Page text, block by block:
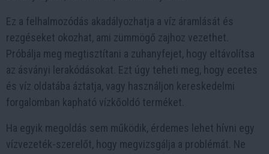
Ez a felhalmozódás akadályozhatja a víz áramlását és
rezgéseket okozhat, ami zümmögő zajhoz vezethet.
Próbálja meg megtisztítani a zuhanyfejet, hogy eltávolítsa
az ásványi lerakódásokat. Ezt úgy teheti meg, hogy ecetes
és víz oldatába áztatja, vagy használjon kereskedelmi
forgalomban kapható vízkőoldó terméket.
Ha egyik megoldás sem működik, érdemes lehet hívni egy
vízvezeték-szerelőt, hogy megvizsgálja a problémát. Ne